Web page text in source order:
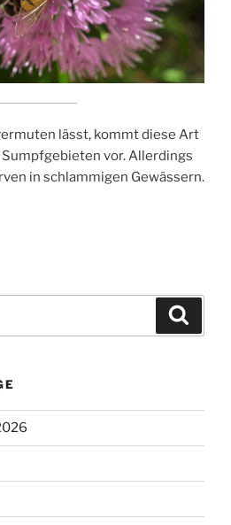
lässt, kommt diese Art
vor. Allerdings
in schlammigen Gewässern.